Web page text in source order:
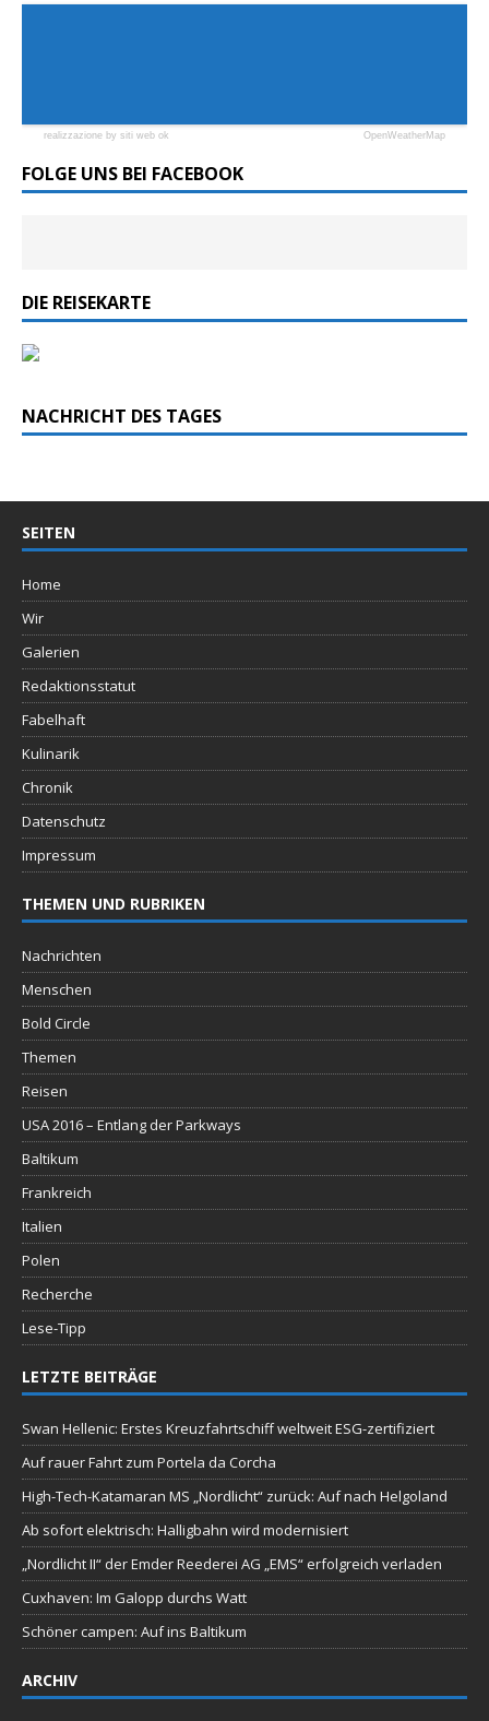
realizzazione by siti web ok OpenWeatherMap
FOLGE UNS BEI FACEBOOK
DIE REISEKARTE
NACHRICHT DES TAGES
SEITEN
Home
Wir
Galerien
Redaktionsstatut
Fabelhaft
Kulinarik
Chronik
Datenschutz
Impressum
THEMEN UND RUBRIKEN
Nachrichten
Menschen
Bold Circle
Themen
Reisen
USA 2016 – Entlang der Parkways
Baltikum
Frankreich
Italien
Polen
Recherche
Lese-Tipp
LETZTE BEITRÄGE
Swan Hellenic: Erstes Kreuzfahrtschiff weltweit ESG-zertifiziert
Auf rauer Fahrt zum Portela da Corcha
High-Tech-Katamaran MS „Nordlicht“ zurück: Auf nach Helgoland
Ab sofort elektrisch: Halligbahn wird modernisiert
„Nordlicht II“ der Emder Reederei AG „EMS“ erfolgreich verladen
Cuxhaven: Im Galopp durchs Watt
Schöner campen: Auf ins Baltikum
ARCHIV